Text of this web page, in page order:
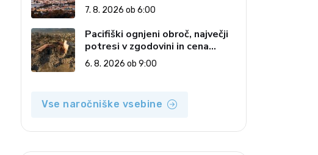
7. 8. 2026 ob 6:00
Pacifiški ognjeni obroč, največji
potresi v zgodovini in cena
pozabe
6. 8. 2026 ob 9:00
Vse naročniške vsebine